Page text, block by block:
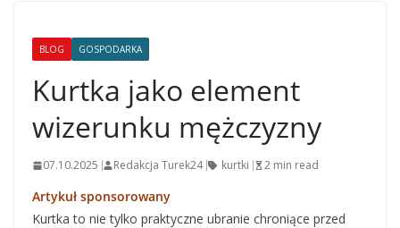
BLOG GOSPODARKA
Kurtka jako element
wizerunku mężczyzny
07.10.2025 Redakcja Turek24 kurtki 2 min read
Artykuł sponsorowany
Kurtka to nie tylko praktyczne ubranie chroniące przed